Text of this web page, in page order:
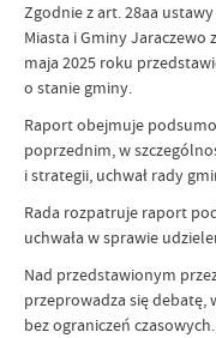
Zgodnie z art. 28aa
Miasta i Gminy
maja 2025 roku
o stanie gminy.
Raport obejmuje
poprzednim, w
i strategii, uchwał rady
Rada rozpatruje raport
uchwała w sprawie
Nad przedstawionym
przeprowadza się debatę,
bez ograniczeń